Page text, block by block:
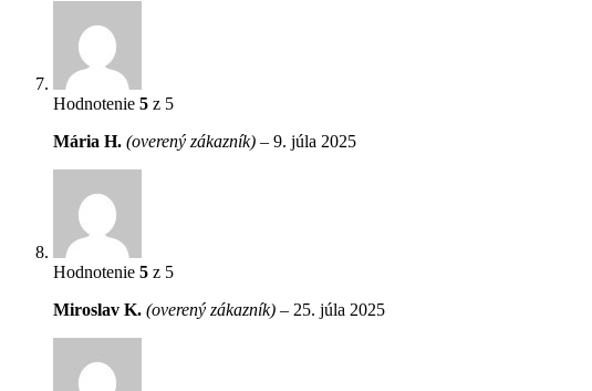
Hodnotenie 5 z 5
Mária H. (overený zákazník) – 9. júla 2025
Hodnotenie 5 z 5
Miroslav K. (overený zákazník) – 25. júla 2025